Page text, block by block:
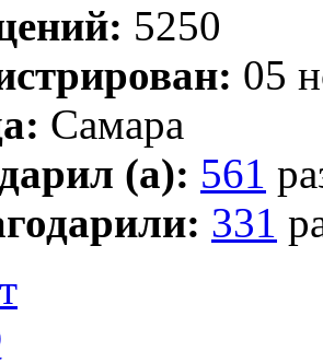
5250
05
Самара
(а): 561
331